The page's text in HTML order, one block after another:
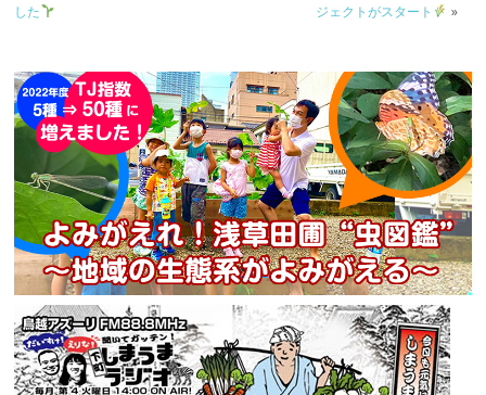
した
ジェクトがスタート
»